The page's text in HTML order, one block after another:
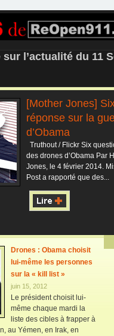
–
l’actualité du 11
[Mother Jones]
réponse sur la
d’Obama
Truthout / Flickr Six
des drones d’Obama Par
Jones, le 4 février 2014.
Post a rapporté que des...
Drones : Obama choisit
lui-même les personnes
sur la « kill list »
juin 15, 2012
Le président choisit lui-
même chaque mardi la
liste des cibles à frapper à
au Yémen, en Irak, en